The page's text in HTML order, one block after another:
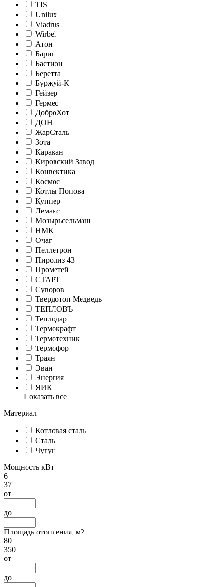
TIS
Unilux
Viadrus
Wirbel
Атон
Барин
Бастион
Беретта
Буржуй-К
Гейзер
Гермес
ДоброХот
ДОН
ЖарСталь
Зота
Каракан
Кировский Завод
Конвектика
Космос
Котлы Попова
Куппер
Лемакс
Мозырьсельмаш
НМК
Очаг
Пеллетрон
Пиролиз 43
Прометей
СТАРТ
Суворов
Твердотоп Медведь
ТЕПЛОВЪ
Теплодар
Термокрафт
Термотехник
Термофор
Траян
Эван
Энергия
ЯИК
Показать все
Материал
Котловая сталь
Сталь
Чугун
Мощность кВт
6
37
от
до
Площадь отопления, м2
80
350
от
до